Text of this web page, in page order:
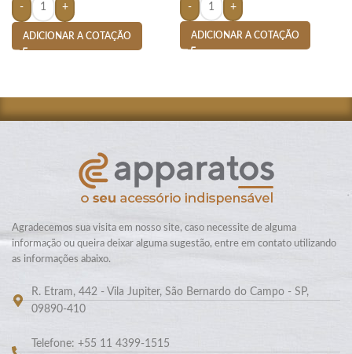
- +
ADICIONAR A COTAÇÃO
- +
ADICIONAR A COTAÇÃO
Agradecemos sua visita em nosso site, caso necessite de alguma
informação ou queira deixar alguma sugestão, entre em contato utilizando
as informações abaixo.
R. Etram, 442 - Vila Jupiter, São Bernardo do Campo - SP,
09890-410
Telefone: +55 11 4399-1515